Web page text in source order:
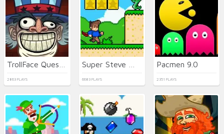
2863 PLAYS 6683 PLAYS
Pacmen 9.0
2351 PLAYS